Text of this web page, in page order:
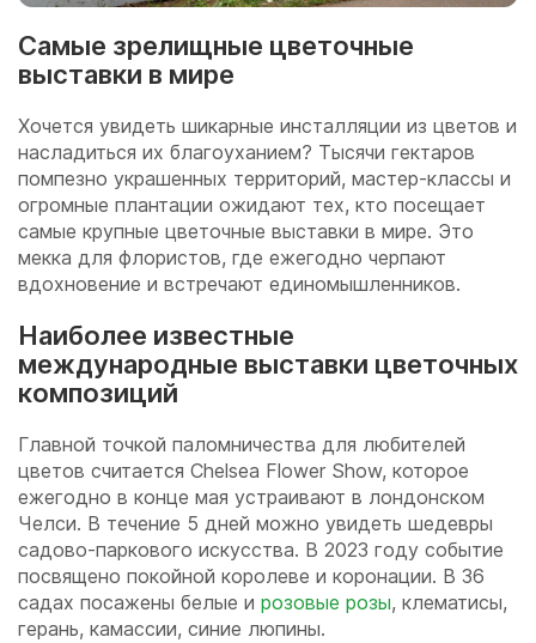
Самые зрелищные цветочные
выставки в мире
Хочется увидеть шикарные инсталляции из цветов и
насладиться их благоуханием? Тысячи гектаров
помпезно украшенных территорий, мастер-классы и
огромные плантации ожидают тех, кто посещает
самые крупные цветочные выставки в мире. Это
мекка для флористов, где ежегодно черпают
вдохновение и встречают единомышленников.
Наиболее известные
международные выставки цветочных
композиций
Главной точкой паломничества для любителей
цветов считается Chelsea Flower Show, которое
ежегодно в конце мая устраивают в лондонском
Челси. В течение 5 дней можно увидеть шедевры
садово-паркового искусства. В 2023 году событие
посвящено покойной королеве и коронации. В 36
садах посажены белые и розовые розы, клематисы,
герань, камассии, синие люпины.